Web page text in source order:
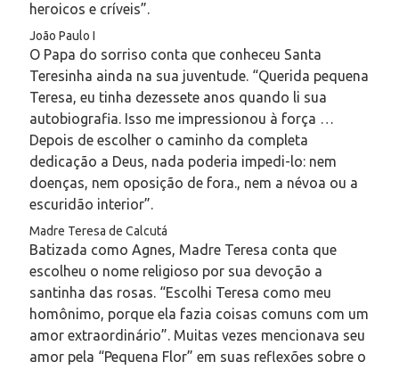
heroicos e críveis”.
João Paulo I
O Papa do sorriso conta que conheceu Santa
Teresinha ainda na sua juventude. “Querida pequena
Teresa, eu tinha dezessete anos quando li sua
autobiografia. Isso me impressionou à força …
Depois de escolher o caminho da completa
dedicação a Deus, nada poderia impedi-lo: nem
doenças, nem oposição de fora., nem a névoa ou a
escuridão interior”.
Madre Teresa de Calcutá
Batizada como Agnes, Madre Teresa conta que
escolheu o nome religioso por sua devoção a
santinha das rosas. “Escolhi Teresa como meu
homônimo, porque ela fazia coisas comuns com um
amor extraordinário”. Muitas vezes mencionava seu
amor pela “Pequena Flor” em suas reflexões sobre o